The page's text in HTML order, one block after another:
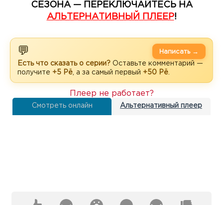
СЕЗОНА — ПЕРЕКЛЮЧАЙТЕСЬ НА
АЛЬТЕРНАТИВНЫЙ ПЛЕЕР!
💬
Есть что сказать о серии? Оставьте комментарий —
получите +5 Рё , а за самый первый +50 Рё
Написать →
Смотреть онлайн Альтернативный плеер
Плеер не работает?